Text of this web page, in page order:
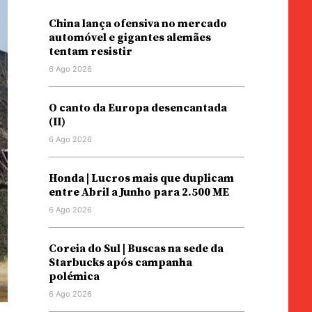
China lança ofensiva no mercado
automóvel e gigantes alemães
tentam resistir
6 Ago 2026
O canto da Europa desencantada
(II)
6 Ago 2026
Honda | Lucros mais que duplicam
entre Abril a Junho para 2.500 ME
6 Ago 2026
Coreia do Sul | Buscas na sede da
Starbucks após campanha
polémica
6 Ago 2026